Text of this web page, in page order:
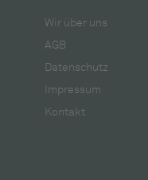
Wir über uns
AGB
Datenschutz
Impressum
Kontakt